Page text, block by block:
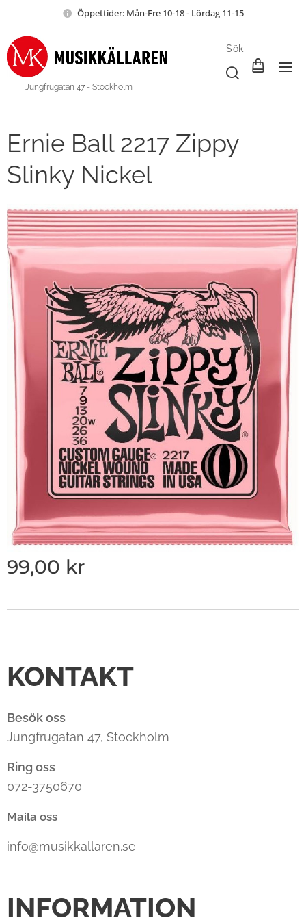
Öppettider: Mån-Fre 10-18 - Lördag 11-15
Jungfrugatan 47 - Stockholm
Sök
Ernie Ball 2217 Zippy
Slinky Nickel
99,00 kr
KONTAKT
Besök oss
Jungfrugatan 47, Stockholm
Ring oss
072-3750670
Maila oss
info@musikkallaren.se
INFORMATION